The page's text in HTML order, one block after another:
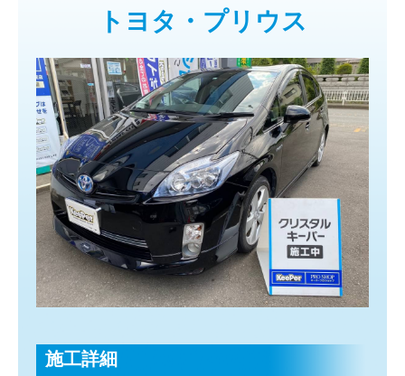
トヨタ・プリウス
施工詳細